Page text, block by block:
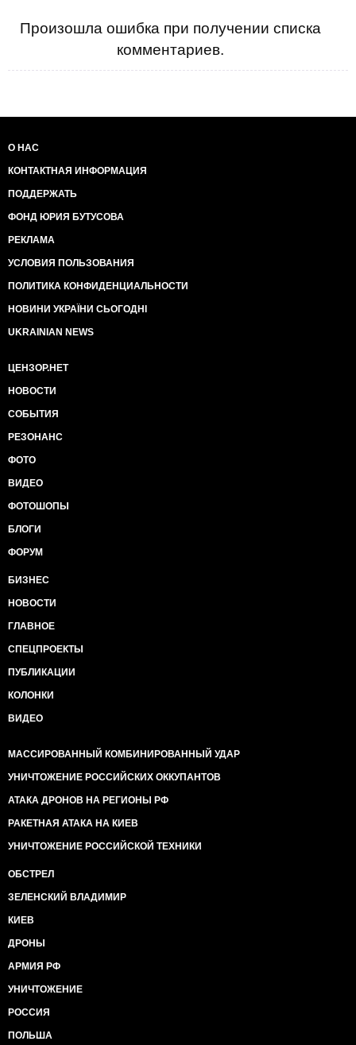
Произошла ошибка при получении списка
комментариев.
О НАС
КОНТАКТНАЯ ИНФОРМАЦИЯ
ПОДДЕРЖАТЬ
ФОНД ЮРИЯ БУТУСОВА
РЕКЛАМА
УСЛОВИЯ ПОЛЬЗОВАНИЯ
ПОЛИТИКА КОНФИДЕНЦИАЛЬНОСТИ
НОВИНИ УКРАЇНИ СЬОГОДНІ
UKRAINIAN NEWS
ЦЕНЗОР.НЕТ
НОВОСТИ
СОБЫТИЯ
РЕЗОНАНС
ФОТО
ВИДЕО
ФОТОШОПЫ
БЛОГИ
ФОРУМ
БИЗНЕС
НОВОСТИ
ГЛАВНОЕ
СПЕЦПРОЕКТЫ
ПУБЛИКАЦИИ
КОЛОНКИ
ВИДЕО
МАССИРОВАННЫЙ КОМБИНИРОВАННЫЙ УДАР
УНИЧТОЖЕНИЕ РОССИЙСКИХ ОККУПАНТОВ
АТАКА ДРОНОВ НА РЕГИОНЫ РФ
РАКЕТНАЯ АТАКА НА КИЕВ
УНИЧТОЖЕНИЕ РОССИЙСКОЙ ТЕХНИКИ
ОБСТРЕЛ
ЗЕЛЕНСКИЙ ВЛАДИМИР
КИЕВ
ДРОНЫ
АРМИЯ РФ
УНИЧТОЖЕНИЕ
РОССИЯ
ПОЛЬША